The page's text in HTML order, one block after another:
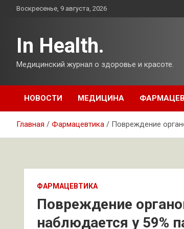
ПерейтиВоскресенье, 9 августа, 2026
In Health.
Медицинский журнал о здоровье и красоте.
НОВОСТИ МЕДИЦИНА
Главная Фармацевтика Повреждение
ФАРМАЦЕВТИКА
Повреждение
наблюдается у 59%